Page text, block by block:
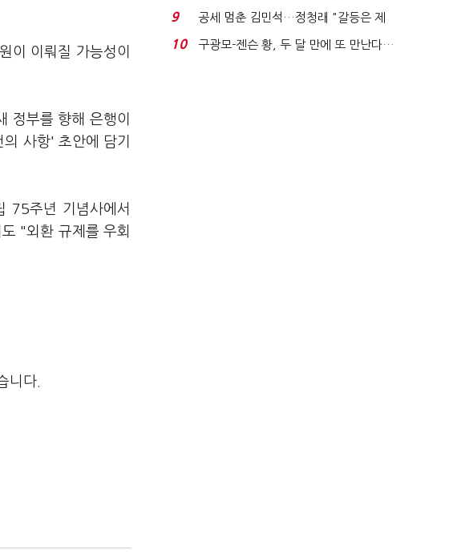
이 이뤄질 가능성이
정부를 향해 은행이
사항' 초안에 담기
75주년 기념사에서
"외환 규제를 우회
니다.
위'(1보)...
9
공세 멈춘 김민석…정청래 "갈등은 제
가 수습"
10
구광모-젠슨 황, 두 달 만에 또 만난다…